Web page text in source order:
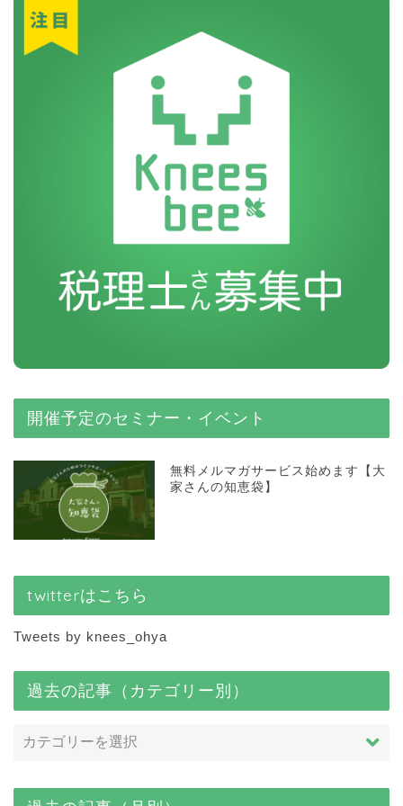
開催予定のセミナー・イベント
無料メルマガサービス始めます【大
家さんの知恵袋】
twitterはこちら
Tweets by knees_ohya
過去の記事（カテゴリー別）